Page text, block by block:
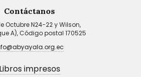
Contáctanos
Octubre N24-22 y Wilson,
A), Código postal 170525
Libros impresos